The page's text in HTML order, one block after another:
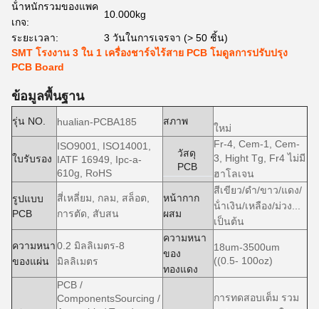
น้ําหนักรวมของแพค
เกจ:
10.000kg
ระยะเวลา:
3 วันในการเจรจา (> 50 ชิ้น)
SMT โรงงาน 3 ใน 1 เครื่องชาร์จไร้สาย PCB โมดูลการปรับปรุง
PCB Board
ข้อมูลพื้นฐาน
รุ่น NO. hualian-PCBA185 สภาพ
ใหม่
ใบรับรอง
ISO9001, ISO14001,
IATF 16949, Ipc-a-
610g, RoHS
วัสดุ
PCB
Fr-4, Cem-1, Cem-
3, Hight Tg, Fr4 ไม่มี
ฮาโลเจน
รูปแบบ
PCB
สี่เหลี่ยม, กลม, สล็อต,
การตัด, สับสน
หน้ากาก
ผสม
สีเขียว/ดํา/ขาว/แดง/
น้ําเงิน/เหลือง/ม่วง...
เป็นต้น
ความหนา
ของแผ่น
0.2 มิลลิเมตร-8
มิลลิเมตร
ความหนา
ของ
ทองแดง
18um-3500um
((0.5- 100oz)
PCB /
ComponentsSourcing /
การทดสอบเต็ม รวม